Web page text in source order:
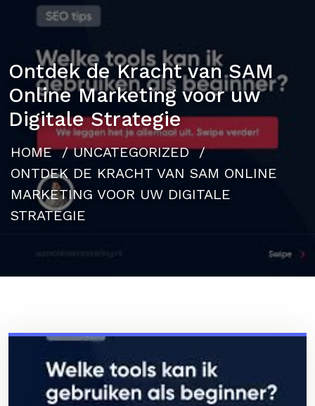
Ontdek de Kracht van SAM
Online Marketing voor uw
Digitale Strategie
HOME/UNCATEGORIZED/
ONTDEK DE KRACHT VAN SAM ONLINE
MARKETING VOOR UW DIGITALE
STRATEGIE